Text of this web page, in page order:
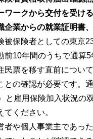
ワークから交付を受け
企業からの就業証明書
保険者としての東京
前10年間のうちで通算5
民票を移す直前につい
との確認が必要です。
と雇用保険加入状況の
てください。
者や個人事業主であっ